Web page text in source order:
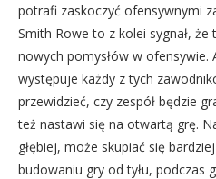
potrafi zaskoczyć ofensywnymi
Smith Rowe to z kolei sygnał, że
nowych pomysłów w
występuje każdy z tych
przewidzieć, czy zespół będzie
też nastawi się na otwartą grę.
głębiej, może skupiać się
budowaniu gry od tyłu, podczas